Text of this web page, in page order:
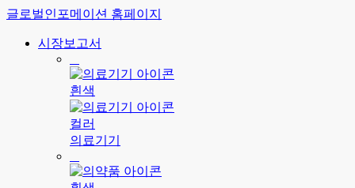
글로벌인포메이션 홈페이지
시장보고서
의료기기